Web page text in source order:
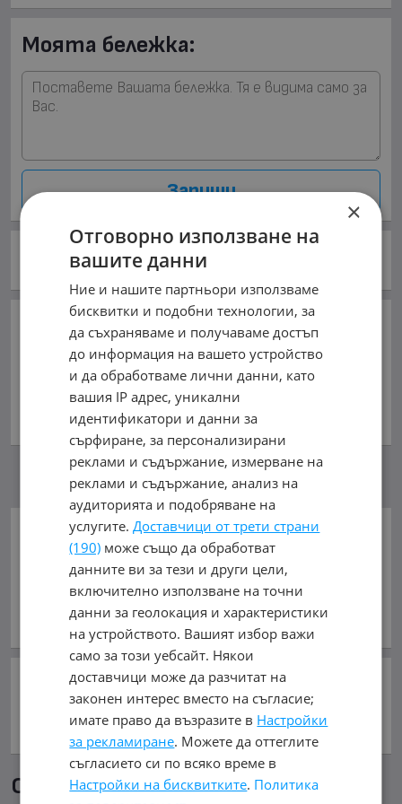
Моята бележка:
Запиши
Моята оценка:
Частно лице
0896039620
обл. София, гр. София
Добави в Бележника
Копирай линка
Съобщи за нередност
Сподели:
Още обяви в mobile.bg
×
Отговорно използване на
вашите данни
Ние и нашите партньори използваме
бисквитки и подобни технологии, за
да съхраняваме и получаваме достъп
до информация на вашето устройство
и да обработваме лични данни, като
вашия IP адрес, уникални
идентификатори и данни за
сърфиране, за персонализирани
реклами и съдържание, измерване на
реклами и съдържание, анализ на
аудиторията и подобряване на
услугите.Доставчици от трети страни
(190) може също да обработват
данните ви за тези и други цели,
включително използване на точни
данни за геолокация и характеристики
на устройството. Вашият избор важи
само за този уебсайт. Някои
доставчици може да разчитат на
законен интерес вместо на съгласие;
имате право да възразите в Настройки
за рекламиране. Можете да оттеглите
съгласието си по всяко време в
Настройки на бисквитките. Политика